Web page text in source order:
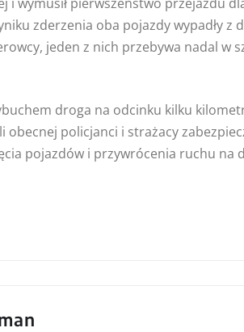
zderzenia oba pojazdy wypadły z
jeden z nich przebywa nadal w
droga na odcinku kilku
obecnej policjanci i strażacy
pojazdów i przywrócenia ruchu na